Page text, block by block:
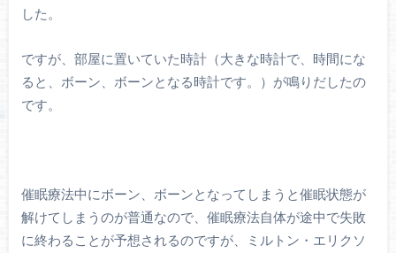
した。
ですが、部屋に置いていた時計（大きな時計で、時間にな
ると、ボーン、ボーンとなる時計です。）が鳴りだしたの
です。
催眠療法中にボーン、ボーンとなってしまうと催眠状態が
解けてしまうのが普通なので、催眠療法自体が途中で失敗
に終わることが予想されるのですが、ミルトン・エリクソ